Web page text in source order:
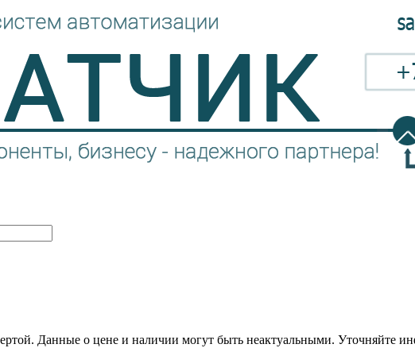
Данные о цене и наличии могут быть неактуальными. Уточняйте